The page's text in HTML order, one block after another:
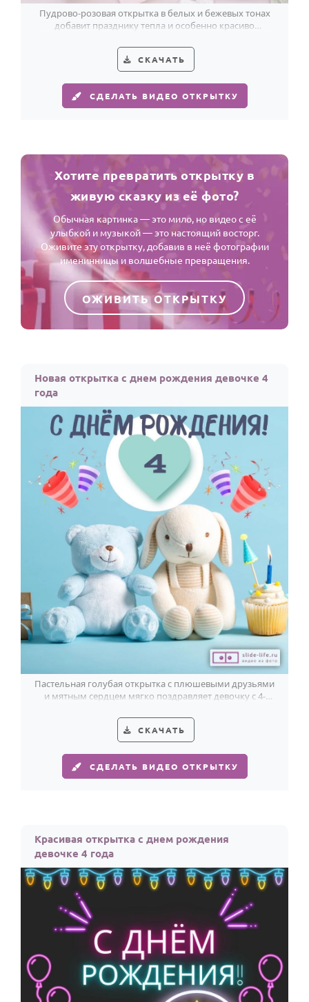
Пудрово-розовая открытка в белых и бежевых тонах
добавит празднику тепла и особенно красиво
СКАЧАТЬ
СДЕЛАТЬ ВИДЕО ОТКРЫТКУ
Хотите превратить открытку в
живую сказку из её фото?
Обычная картинка — это мило, но видео с её
улыбкой и музыкой — это настоящий восторг.
Оживите эту открытку, добавив в неё фотографии
именинницы и волшебные превращения.
ОЖИВИТЬ ОТКРЫТКУ
Новая открытка с днем рождения девочке 4
года
Пастельная голубая открытка с плюшевыми друзьями
и мятным сердцем мягко поздравляет девочку с 4-
СКАЧАТЬ
СДЕЛАТЬ ВИДЕО ОТКРЫТКУ
Красивая открытка с днем рождения
девочке 4 года